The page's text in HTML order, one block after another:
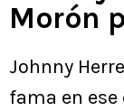
Morón
Johnny
fama en